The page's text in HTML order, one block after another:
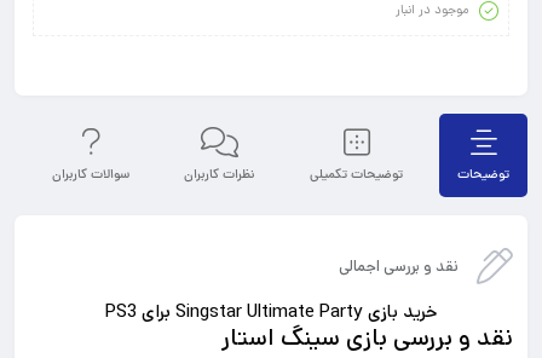
موجود در انبار
توضیحات توضیحات تکمیلی نظرات کاربران سوالات کاربران
نقد و بررسی اجمالی
خرید بازی Singstar Ultimate Party برای PS3
نقد و بررسی بازی سینگ استار